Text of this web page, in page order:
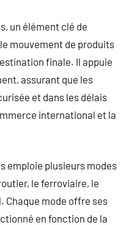
un élément clé de
mouvement de produits
finale. Il appuie
assurant que les
et dans les délais
international et la
emploie plusieurs modes
le ferroviaire, le
Chaque mode offre ses
en fonction de la